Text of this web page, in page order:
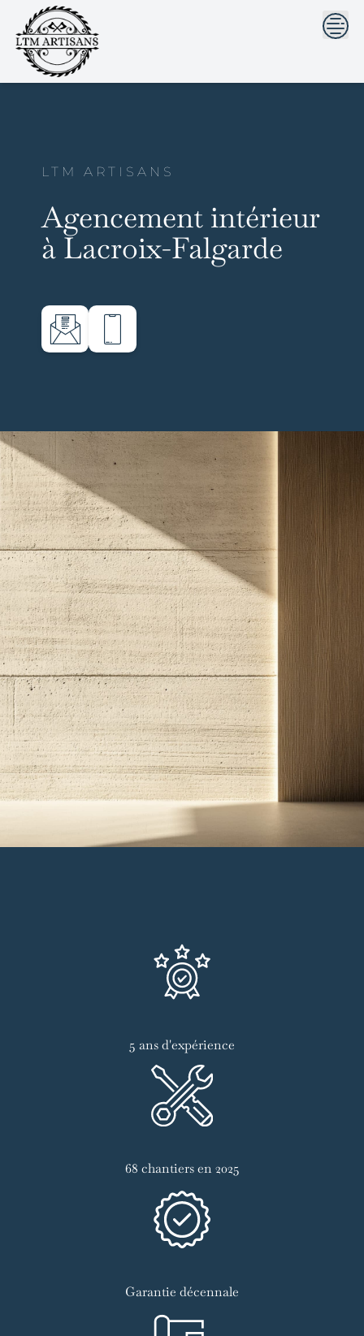
```html```
content
LTM ARTISANS
Agencement intérieur
à Lacroix-Falgarde
5 ans d'expérience
68 chantiers en 2025
Garantie décennale